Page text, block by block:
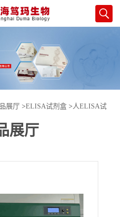
展厅 >ELISA试剂盒 >人ELISA试
（S1P）ELISA检测试剂盒
展厅